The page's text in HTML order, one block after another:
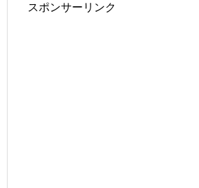
スポンサーリンク